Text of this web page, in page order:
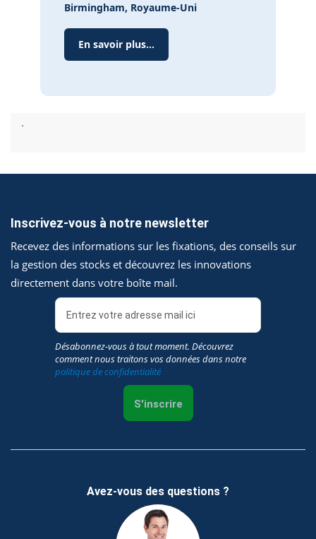
Birmingham, Royaume-Uni
En savoir plus...
.
Inscrivez-vous à notre newsletter
Recevez des informations sur les fixations, des conseils sur
la gestion des stocks et découvrez les innovations
directement dans votre boîte mail.
Désabonnez-vous à tout moment. Découvrez
comment nous traitons vos données dans notre
politique de confidentialité
S'inscrire
Avez-vous des questions ?